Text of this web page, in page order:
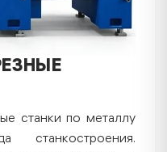
станки по металлу
станкостроения.